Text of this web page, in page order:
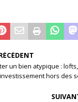
un bien atypique :
hors des